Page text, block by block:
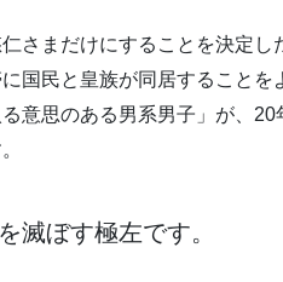
さまだけにすることを決定し
国民と皇族が同居することを
意思のある男系男子」が、
滅ぼす極左です。